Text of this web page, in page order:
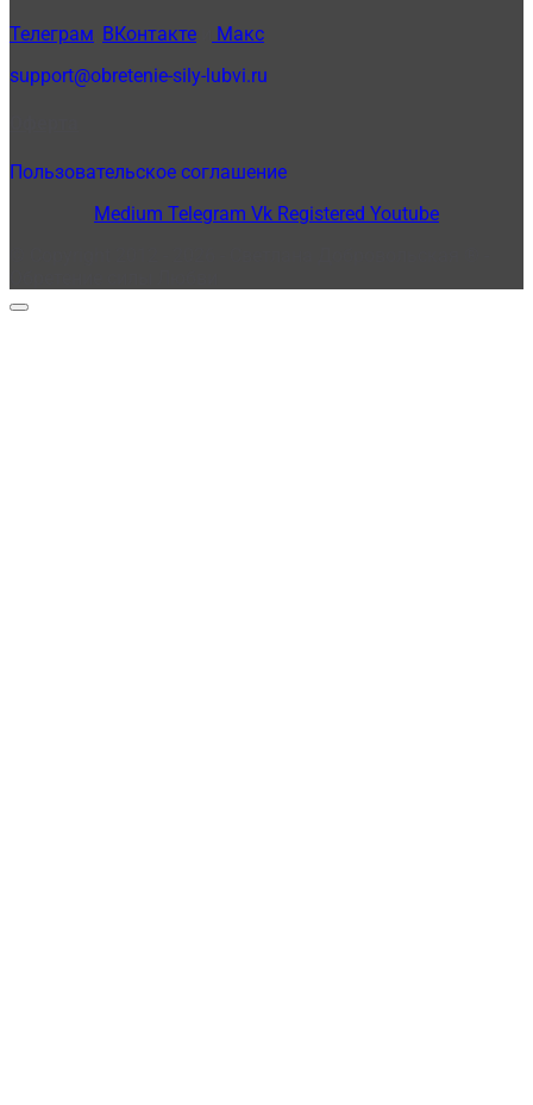
Телеграм ВКонтакте
Макс
support@obretenie-sily-lubvi.ru
Пользовательское соглашение
Medium Telegram Vk Registered Youtube